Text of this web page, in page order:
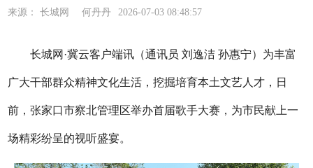
来源： 长城网 何丹丹 2026-07-03 08:48:57
长城网·冀云客户端讯（通讯员 刘逸洁 孙惠宁）为丰富
广大干部群众精神文化生活，挖掘培育本土文艺人才，日
前，张家口市察北管理区举办首届歌手大赛，为市民献上一
场精彩纷呈的视听盛宴。